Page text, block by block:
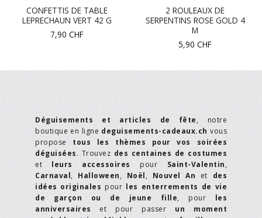
CONFETTIS DE TABLE
LEPRECHAUN VERT 42 G
7,90 CHF
2 ROULEAUX DE
SERPENTINS ROSE GOLD 4
M
5,90 CHF
Déguisements et articles de fête, notre
boutique en ligne deguisements-cadeaux.ch vous
propose tous les thèmes pour vos soirées
déguisées. Trouvez des centaines de costumes
et leurs accessoires pour Saint-Valentin,
Carnaval, Halloween, Noël, Nouvel An et des
idées originales pour les enterrements de vie
de garçon ou de jeune fille, pour les
anniversaires et pour passer un moment